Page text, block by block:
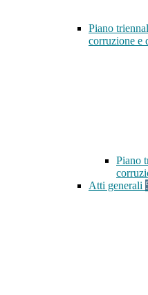
Piano
corruzione e
Piano
Atti generali